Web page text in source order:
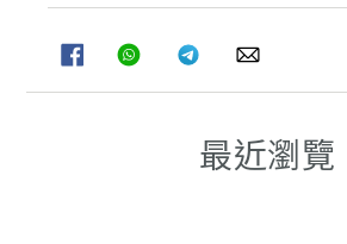
FACEBOOK
分
享
WHATSAPPTELEGRAM
分
享
WHATSAPP
最近瀏覽